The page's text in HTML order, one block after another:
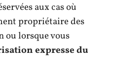
aux cas où
propriétaire des
ou lorsque vous
expresse du